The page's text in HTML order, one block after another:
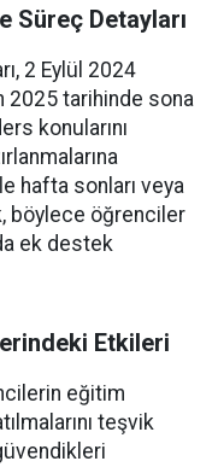
Süreç Detayları
2 Eylül 2024
2025 tarihinde sona
konularını
hafta sonları veya
böylece öğrenciler
ek destek
Etkileri
eğitim
teşvik